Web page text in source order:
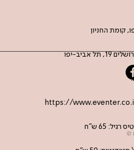
קומת החניון
תל אביב-יפו
https://
65 ש"ח
©